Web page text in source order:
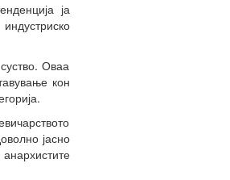
ја
Оваа
кон
јасно